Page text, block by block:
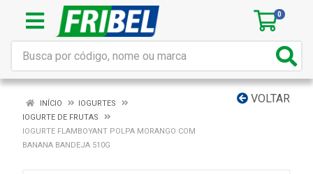
0
VOLTAR
INÍCIO
IOGURTES
IOGURTE DE FRUTAS
IOGURTE FLAMBOYANT POLPA MORANGO COM
BANANA BANDEJA 510G